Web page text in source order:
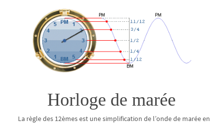
Horloge de marée
La règle des 12èmes est une simplification de l’onde de marée en